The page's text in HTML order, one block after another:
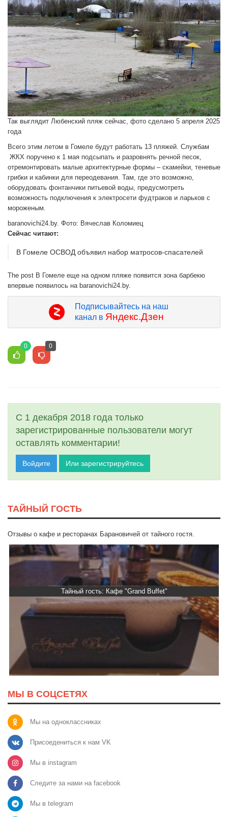
Так выглядит Любенский пляж сейчас, фото сделано 5 апреля 2025
года
Всего этим летом в Гомеле будут работать 13 пляжей. Службам
ЖКХ поручено к 1 мая подсыпать и разровнять речной песок,
отремонтировать малые архитектурные формы – скамейки, теневые
грибки и кабинки для переодевания. Там, где это возможно,
оборудовать фонтанчики питьевой воды, предусмотреть
возможность подключения к электросети фудтраков и ларьков с
мороженым.
baranovichi24.by. Фото: Вячеслав Коломиец
Сейчас читают:
В Гомеле ОСВОД объявил набор матросов-спасателей
The post В Гомеле еще на одном пляже появится зона барбекю
впервые появилось на baranovichi24.by.
Подписывайтесь на наш
канал в Яндекс.Дзен
0 0
С 1 декабря 2018 года только
зарегистрированные пользователи могут
оставлять комментарии!
Войдите Или зарегистрируйтесь
ТАЙНЫЙ ГОСТЬ
Отзывы о кафе и ресторанах Барановичей от тайного гостя.
Тайный гость: Кафе "Grand Buffet"
МЫ В СОЦСЕТЯХ
Мы на одноклассниках
Присоедениться к нам VK
Мы в instagram
Следите за нами на facebook
Мы в telegram